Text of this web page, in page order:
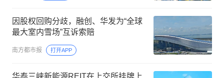
因股权回购分歧，融创、华发为“全球
最大室内雪场”互诉索赔
南方都市报 打开APP